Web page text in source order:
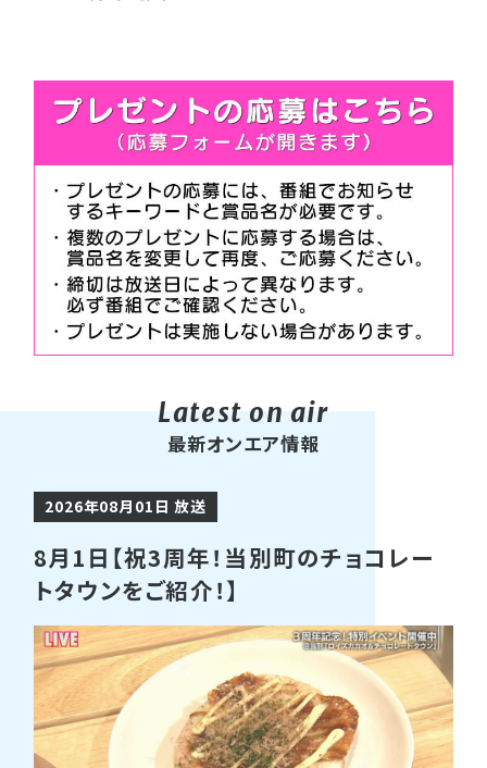
最新オンエア情報
2026年08月01日 放送
8月1日【祝3周年！当別町のチョコレー
トタウンをご紹介！】